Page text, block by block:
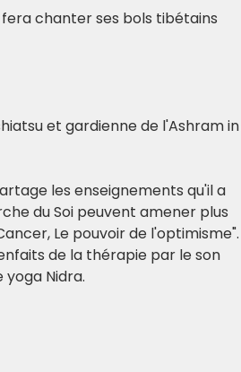
chanter ses bols tibétains
et gardienne de l'Ashram in
les enseignements qu'il a
du Soi peuvent amener plus
Le pouvoir de l'optimisme".
de la thérapie par le son
Nidra.